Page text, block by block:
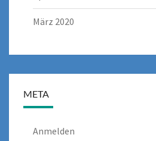
März 2020
META
Anmelden